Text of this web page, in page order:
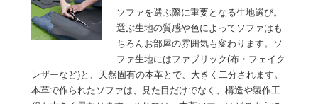
ソファを選ぶ際に重要となる生地選び。
選ぶ生地の質感や色によってソファはも
ちろんお部屋の雰囲気も変わります。ソ
ファ生地にはファブリック(布・フェイク
レザーなど)と、天然固有の本革とで、大きく二分されます。
本革で作られたソファは、見た目だけでなく、構造や製作工